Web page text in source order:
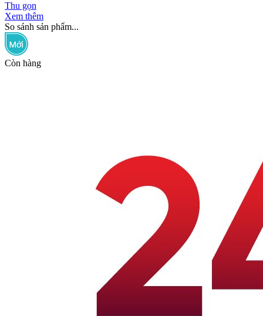
Thu gọn
Xem thêm
So sánh sản phẩm...
Còn hàng